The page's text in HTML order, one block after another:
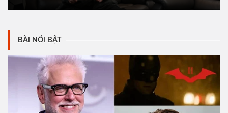
BÀI NỔI BẬT